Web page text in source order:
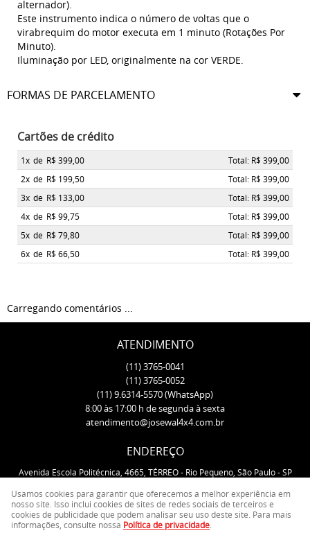
alternador).
Este instrumento indica o número de voltas que o
virabrequim do motor executa em 1 minuto (Rotações Por
Minuto).
Iluminação por LED, originalmente na cor VERDE.
FORMAS DE PARCELAMENTO
Cartões de crédito
1x de R$ 399,00
Total: R$ 399,00
2x de R$ 199,50
Total: R$ 399,00
3x de R$ 133,00
Total: R$ 399,00
4x de R$ 99,75
Total: R$ 399,00
5x de R$ 79,80
Total: R$ 399,00
6x de R$ 66,50 Total: R$ 399,00
Carregando comentários ...
ATENDIMENTO
(11)3765-0041
(11)3765-0052
(11)9.6314-5570(WhatsApp)
8:00 às 17:00 h de segunda à sexta
atendimento@josewal4x4.com.br
ENDEREÇO
Avenida Escola Politécnica, 4665, TÉRREO- Rio Pequeno, São Paulo-SP
LOJA VIRTUAL CRIADA POR
Usamos cookies para garantir que oferecemos a melhor experiência em
nosso site. Isso inclui cookies de sites de redes sociais de terceiros e
cookies de publicidade que podem analisar seu uso deste site. Para mais
informações, consulte nossa Política de privacidade